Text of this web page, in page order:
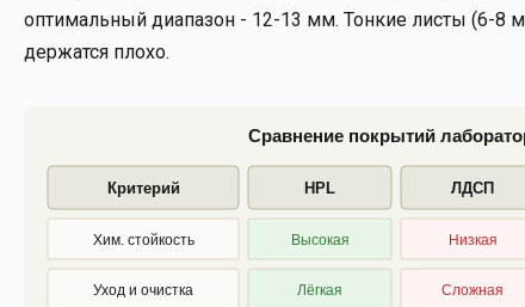
оптимальный диапазон - 12-13 мм. Тонкие листы (6-8
держатся плохо.
Сравнение покрытий
Критерий HPL ЛДСП
Хим. стойкость Высокая Низкая
Уход и очистка Лёгкая Сложная